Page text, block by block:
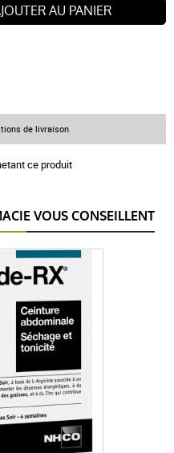
AU PANIER
ce produit
de livraison
VOUS CONSEILLENT